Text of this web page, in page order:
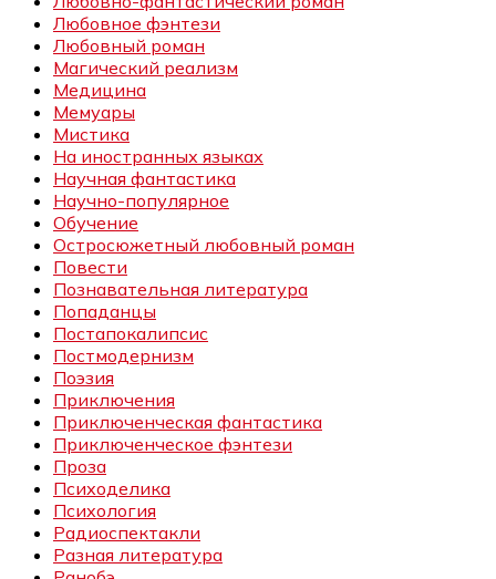
Любовное фэнтези
Любовный роман
Магический реализм
Медицина
Мемуары
Мистика
На иностранных языках
Научная фантастика
Научно-популярное
Обучение
Остросюжетный любовный роман
Повести
Познавательная литература
Попаданцы
Постапокалипсис
Постмодернизм
Поэзия
Приключения
Приключенческая фантастика
Приключенческое фэнтези
Проза
Психоделика
Психология
Радиоспектакли
Разная литература